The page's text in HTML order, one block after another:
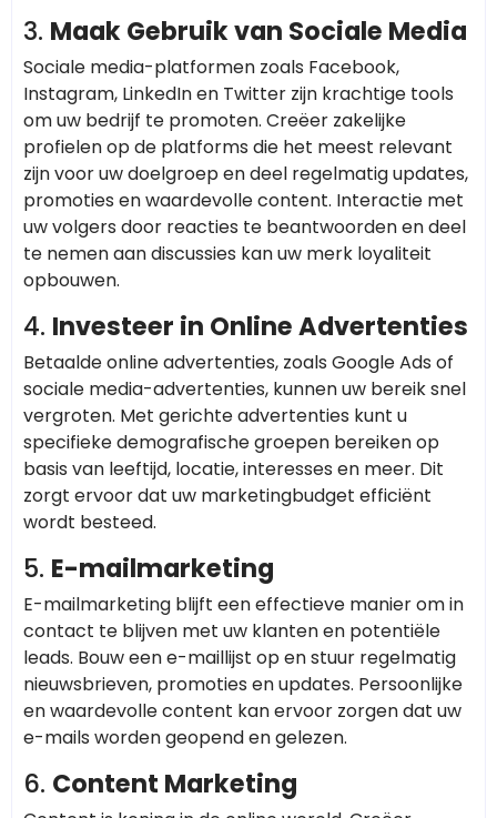
3. Maak Gebruik van Sociale Media
Sociale media-platformen zoals Facebook,
Instagram, LinkedIn en Twitter zijn krachtige tools
om uw bedrijf te promoten. Creëer zakelijke
profielen op de platforms die het meest relevant
zijn voor uw doelgroep en deel regelmatig updates,
promoties en waardevolle content. Interactie met
uw volgers door reacties te beantwoorden en deel
te nemen aan discussies kan uw merk loyaliteit
opbouwen.
4. Investeer in Online Advertenties
Betaalde online advertenties, zoals Google Ads of
sociale media-advertenties, kunnen uw bereik snel
vergroten. Met gerichte advertenties kunt u
specifieke demografische groepen bereiken op
basis van leeftijd, locatie, interesses en meer. Dit
zorgt ervoor dat uw marketingbudget efficiënt
wordt besteed.
5. E-mailmarketing
E-mailmarketing blijft een effectieve manier om in
contact te blijven met uw klanten en potentiële
leads. Bouw een e-maillijst op en stuur regelmatig
nieuwsbrieven, promoties en updates. Persoonlijke
en waardevolle content kan ervoor zorgen dat uw
e-mails worden geopend en gelezen.
6. Content Marketing